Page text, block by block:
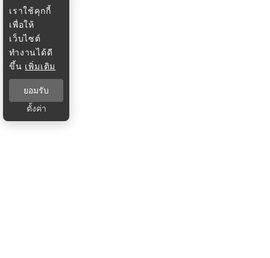
เราใช้คุกกี้
เพื่อให้
เว็บไซต์
ทำงานได้ดี
ขึ้น เพิ่มเติม
ยอมรับ
ตั้งค่า